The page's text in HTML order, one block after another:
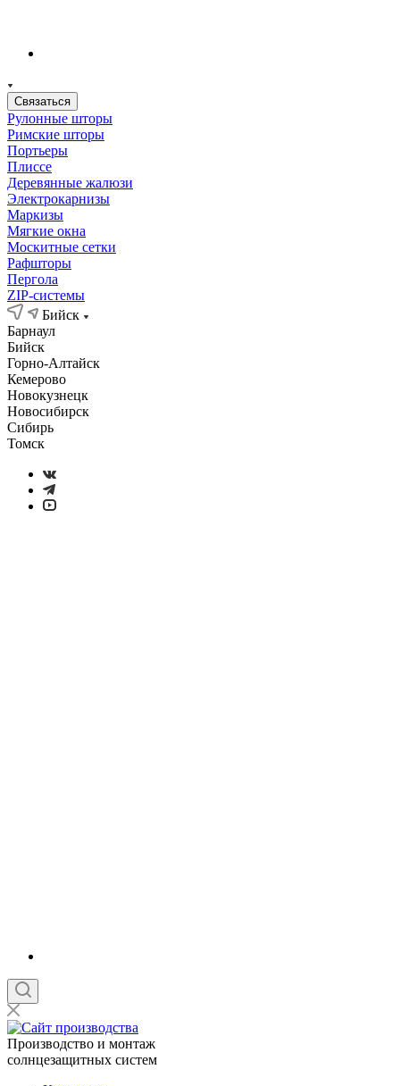
Связаться
Рулонные шторы
Римские шторы
Портьеры
Плиссе
Деревянные жалюзи
Электрокарнизы
Маркизы
Мягкие окна
Москитные сетки
Рафшторы
Пергола
ZIP-системы
Бийск
Барнаул
Бийск
Горно-Алтайск
Кемерово
Новокузнецк
Новосибирск
Сибирь
Томск
Производство и монтаж
солнцезащитных систем